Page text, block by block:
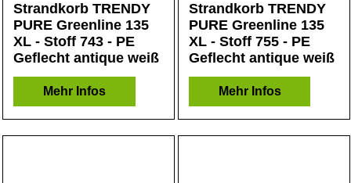
Strandkorb TRENDY
PURE Greenline 135
XL - Stoff 743 - PE
Geflecht antique weiß
Mehr Infos
Strandkorb TRENDY
PURE Greenline 135
XL - Stoff 755 - PE
Geflecht antique weiß
Mehr Infos